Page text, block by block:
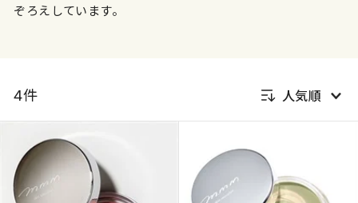
ぞろえしています。
4件 人気順
新着順
発売日順
価格が安い